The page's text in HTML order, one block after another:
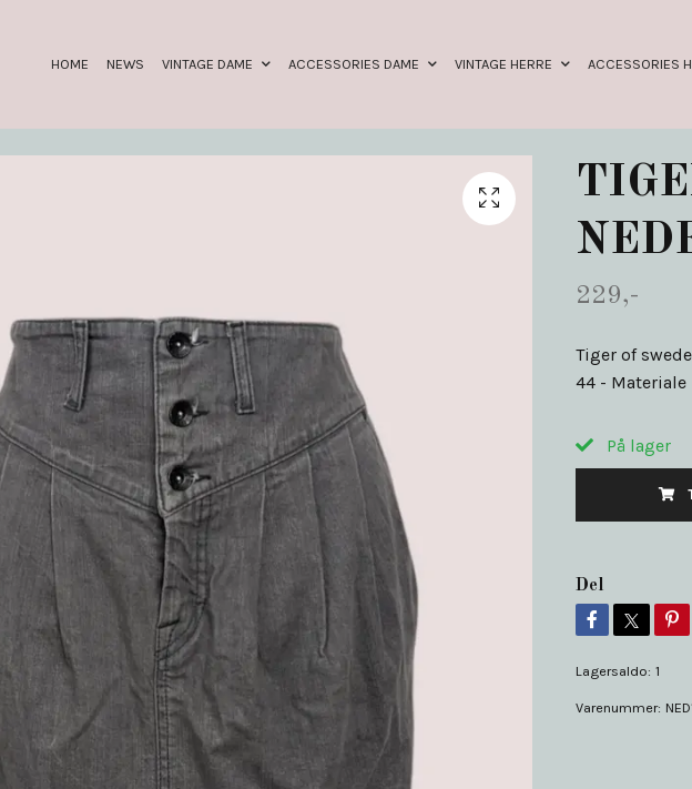
HOME NEWS VINTAGE DAME ACCESSORIES DAME VINTAGE HERRE ACCESSORIES
229,-
Tiger of
44 - Materiale
På lager
Del
Lagersaldo: 1
Varenummer: